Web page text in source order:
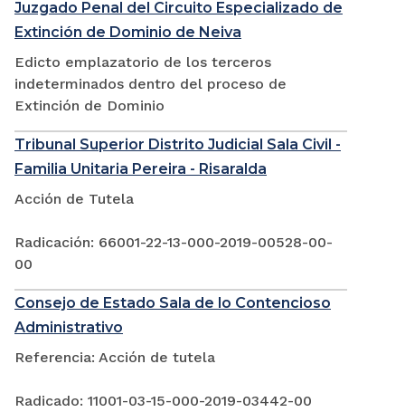
Juzgado Penal del Circuito Especializado de
Extinción de Dominio de Neiva
Edicto emplazatorio de los terceros
indeterminados dentro del proceso de
Extinción de Dominio
Tribunal Superior Distrito Judicial Sala Civil -
Familia Unitaria Pereira - Risaralda
Acción de Tutela
Radicación: 66001-22-13-000-2019-00528-00-
00
Consejo de Estado Sala de lo Contencioso
Administrativo
Referencia: Acción de tutela
Radicado: 11001-03-15-000-2019-03442-00